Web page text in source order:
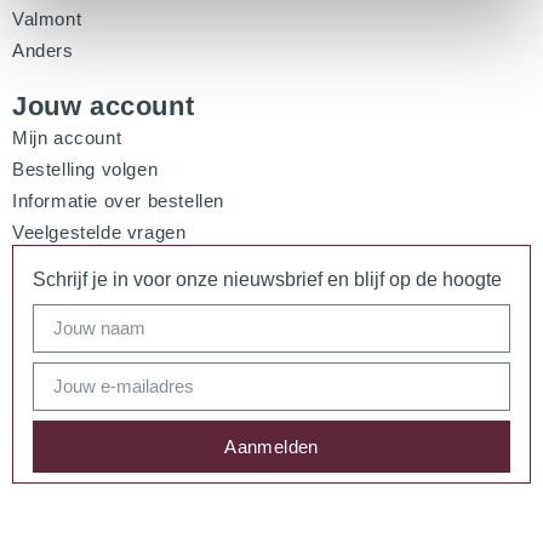
Valmont
Anders
Jouw account
Mijn account
Bestelling volgen
Informatie over bestellen
Veelgestelde vragen
Schrijf je in voor onze nieuwsbrief en blijf op de hoogte
Aanmelden